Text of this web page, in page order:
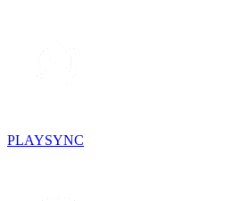
PLAYSYNC